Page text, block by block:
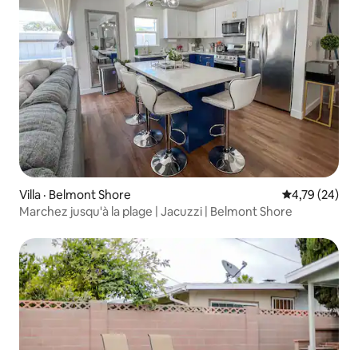
Villa · Belmont Shore Note
4,79 (24)
Marchez jusqu'à la plage | Jacuzzi | Belmont Shore